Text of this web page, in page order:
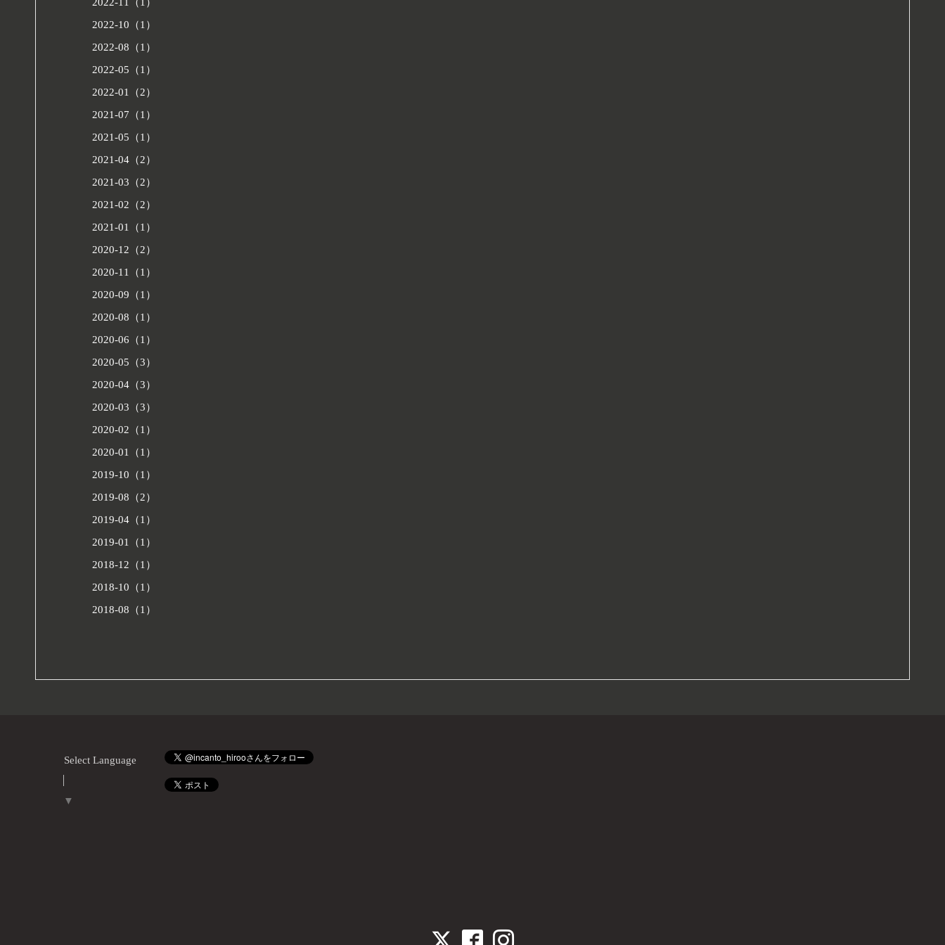
2022-10（1）
2022-08（1）
2022-05（1）
2022-01（2）
2021-07（1）
2021-05（1）
2021-04（2）
2021-03（2）
2021-02（2）
2021-01（1）
2020-12（2）
2020-11（1）
2020-09（1）
2020-08（1）
2020-06（1）
2020-05（3）
2020-04（3）
2020-03（3）
2020-02（1）
2020-01（1）
2019-10（1）
2019-08（2）
2019-04（1）
2019-01（1）
2018-12（1）
2018-10（1）
2018-08（1）
Select Language
▼